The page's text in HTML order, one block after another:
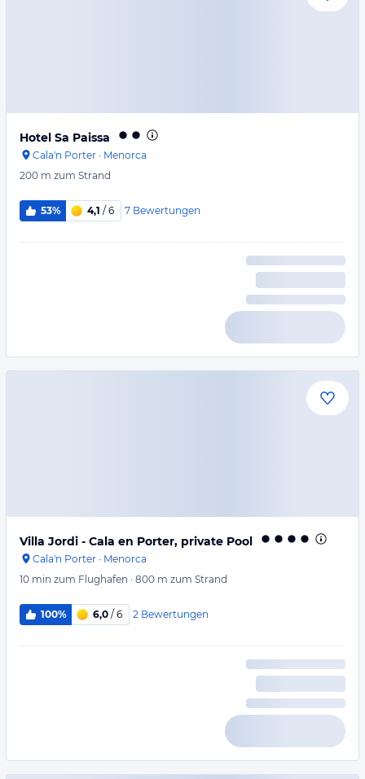
Hotel Sa Paissa
Cala'n Porter · Menorca
200 m zum Strand
53% 4,1 / 6 7 Bewertungen
Villa Jordi - Cala en Porter, private Pool
Cala'n Porter · Menorca
10 min zum Flughafen · 800 m zum Strand
100% 6,0 / 6 2 Bewertungen